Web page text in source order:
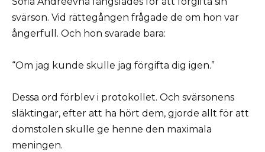
svärson. Vid rättegången frågade de om hon var
ångerfull. Och hon svarade bara:
“Om jag kunde skulle jag förgifta dig igen.”
Dessa ord förblev i protokollet. Och svärsonens
släktingar, efter att ha hört dem, gjorde allt för att
domstolen skulle ge henne den maximala
meningen.